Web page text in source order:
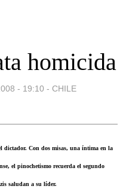
homicida
- 19:10 - CHILE
dictador. Con dos misas, una íntima en la
el pinochetismo recuerda el segundo
saludan a su líder.